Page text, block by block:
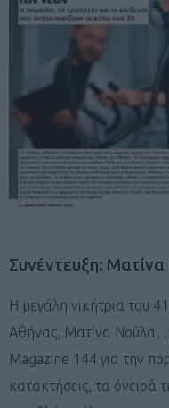
Συνέντευξη:
Η μεγάλη νικήτρια του
Αθήνας, Ματίνα Νούλα,
Magazine 144 για την
κατακτήσεις, τα όνειρά